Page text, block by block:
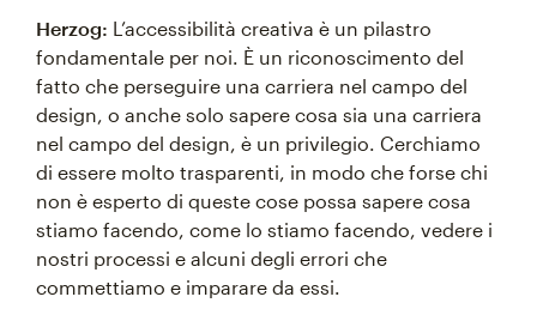
Herzog: L’accessibilità creativa è un pilastro
fondamentale per noi. È un riconoscimento del
fatto che perseguire una carriera nel campo del
design, o anche solo sapere cosa sia una carriera
nel campo del design, è un privilegio. Cerchiamo
di essere molto trasparenti, in modo che forse chi
non è esperto di queste cose possa sapere cosa
stiamo facendo, come lo stiamo facendo, vedere i
nostri processi e alcuni degli errori che
commettiamo e imparare da essi.